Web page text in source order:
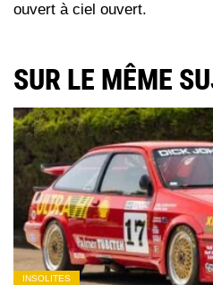
ouvert à ciel ouvert.
SUR LE MÊME
INSOLITES